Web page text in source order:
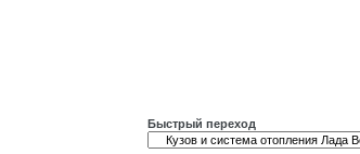
Быстрый переход